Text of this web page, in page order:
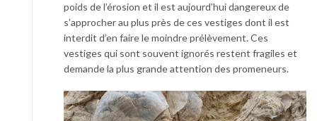
poids de l’érosion et il est aujourd’hui dangereux de
s’approcher au plus près de ces vestiges dont il est
interdit d’en faire le moindre prélèvement. Ces
vestiges qui sont souvent ignorés restent fragiles et
demande la plus grande attention des promeneurs.